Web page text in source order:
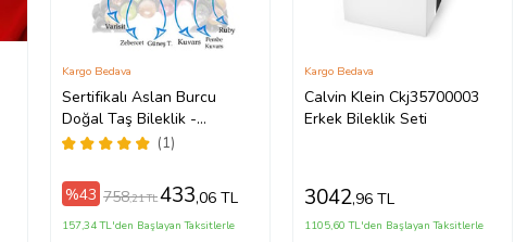
Sertifikalı Aslan Burcu
Doğal Taş Bileklik -
Makrome (Çok Renkli)
(1)
Kargo Bedava
%43 758,21 TL433,06 TL
157,34 TL'den Başlayan Taksitlerle
Calvin Klein Ckj35700003
Erkek Bileklik Seti
Kargo Bedava
3042,96 TL
1105,60 TL'den Başlayan Taksitlerle